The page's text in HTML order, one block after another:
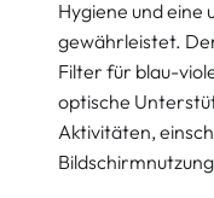
Hygiene und eine
gewährleistet.
Filter für blau-
optische
Aktivitäten,